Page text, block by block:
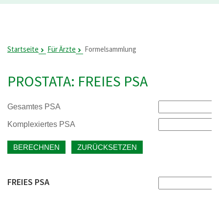
Startseite Für Ärzte Formelsammlung
PROSTATA: FREIES PSA
Gesamtes PSA
Komplexiertes PSA
FREIES PSA